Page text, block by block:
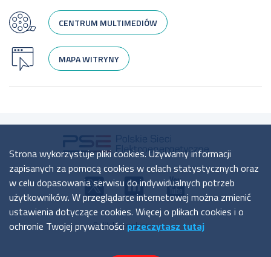
CENTRUM MULTIMEDIÓW
MAPA WITRYNY
Polityka cookies
Strona wykorzystuje pliki cookies. Używamy informacji
zapisanych za pomocą cookies w celach statystycznych oraz
w celu dopasowania serwisu do indywidualnych potrzeb
użytkowników. W przeglądarce internetowej można zmienić
ustawienia dotyczące cookies. Więcej o plikach cookies i o
ochronie Twojej prywatności przeczytasz tutaj